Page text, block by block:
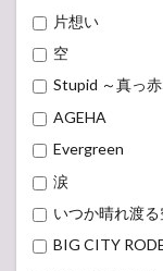
片想い
空
Stupid ～真っ
AGEHA
Evergreen
涙
いつか晴れ渡
BIG CITY